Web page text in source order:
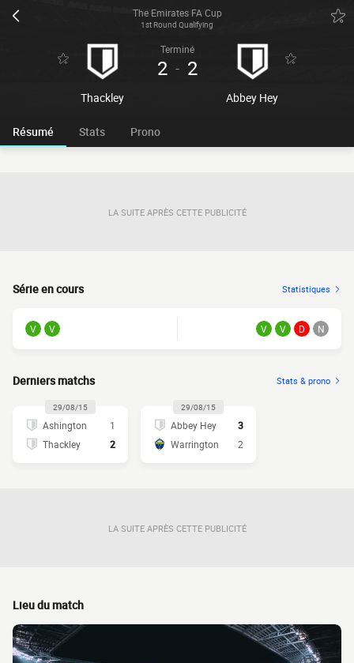
The Emirates FA Cup
1st Round Qualifying
Thackley
Terminé
2 - 2
Abbey Hey
Résumé Stats Prono
LA SUITE APRÈS CETTE PUBLICITÉ
Série en cours Statistiques
V V V V D N
Derniers matchs Stats & prono
29/08/15
Ashington
1
Thackley
2
29/08/15
Abbey Hey
3
Warrington
2
LA SUITE APRÈS CETTE PUBLICITÉ
Lieu du match